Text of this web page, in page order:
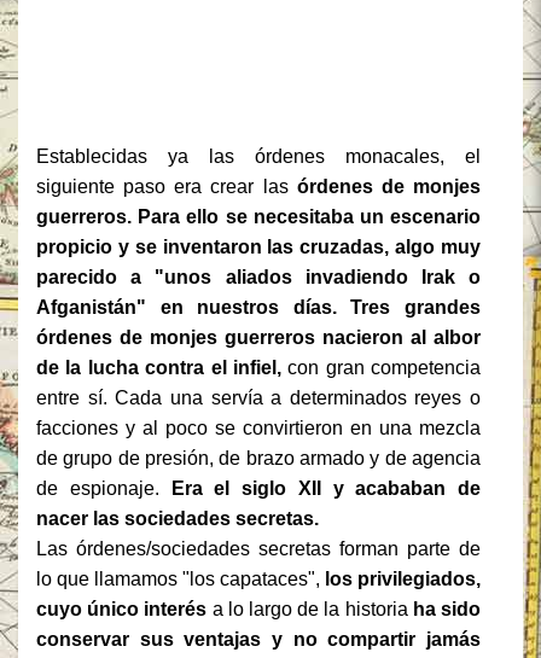
Establecidas ya las órdenes monacales, el
siguiente paso era crear lasórdenes de monjes
guerreros. Para ello se necesitaba un escenario
propicio y se inventaron las cruzadas, algo muy
parecido a "unos aliados invadiendo Irak o
Afganistán" en nuestros días. Tres grandes
órdenes de monjes guerreros nacieron al albor
de la lucha contra el infiel,con gran competencia
entre sí. Cada una servía a determinados reyes o
facciones y al poco se convirtieron en una mezcla
de grupo de presión, de brazo armado y de agencia
de espionaje.
Era el siglo XII y acababan de
nacer las sociedades secretas.
Las órdenes/sociedades secretas forman parte de
lo que llamamos "los capataces", los privilegiados,
cuyo único interés a lo largo de la historia ha sido
conservar sus ventajas y no compartir jamás